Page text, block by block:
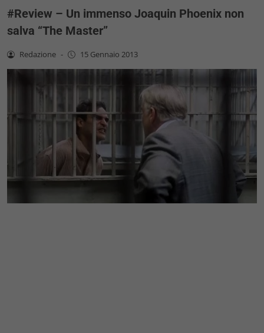
#Review – Un immenso Joaquin Phoenix non
salva “The Master”
Redazione - 15 Gennaio 2013